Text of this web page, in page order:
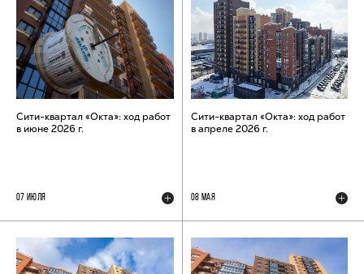
Сити-квартал «Окта»: ход работ
в июне 2026 г.
07 ИЮЛЯ
Сити-квартал «Окта»: ход работ
в апреле 2026 г.
08 МАЯ